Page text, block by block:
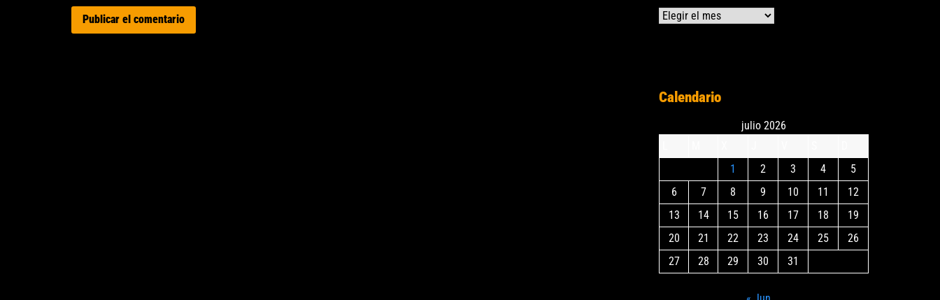
Archivos
Calendario
julio 2026
1
2 3 4
5
6
7 8 9 10 11
12
13
14 15 16 17 18
19
20
21 22 23 24 25
26
27
28 29 30 31